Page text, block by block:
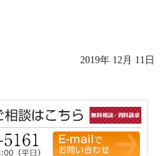
2019年 12月 11日